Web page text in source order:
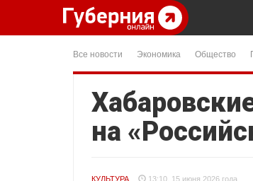
Все новости Экономика Общество
на
КУЛЬТУРА 13:10, 15 июня 2026 года